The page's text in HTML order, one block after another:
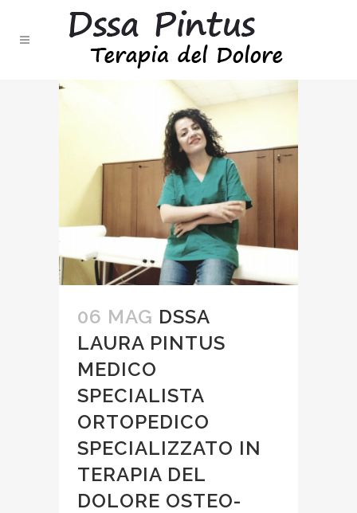
06 MAG DSSA
LAURA PINTUS
MEDICO
SPECIALISTA
ORTOPEDICO
SPECIALIZZATO IN
TERAPIA DEL
DOLORE OSTEO-